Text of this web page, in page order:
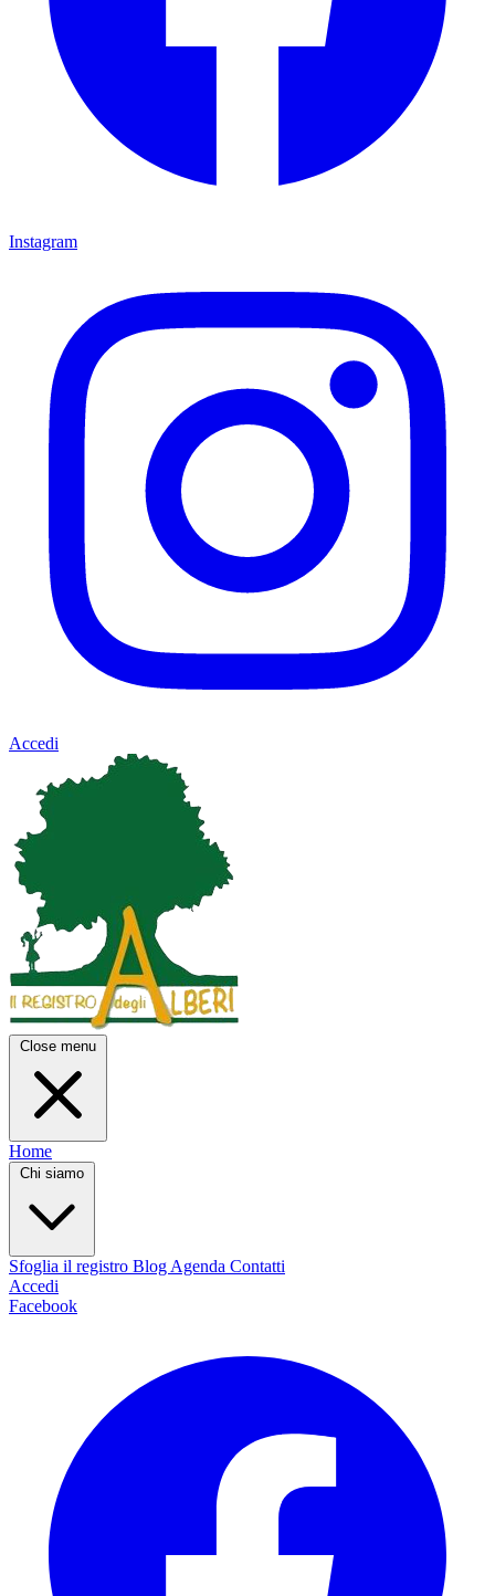
Instagram
Accedi
Close menu
Home
Chi siamo
Sfoglia il registro Blog Agenda Contatti
Accedi
Facebook